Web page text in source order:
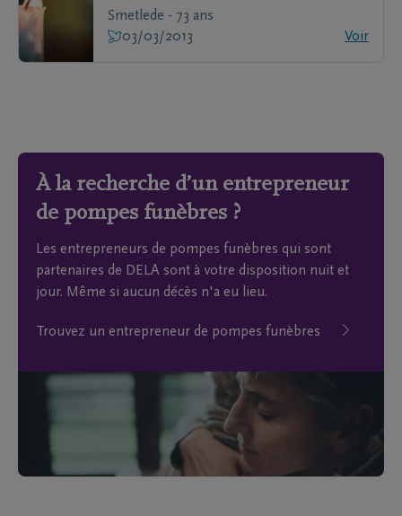
Smetlede - 73 ans
03/03/2013
Voir
À la recherche d’un entrepreneur
de pompes funèbres ?
Les entrepreneurs de pompes funèbres qui sont
partenaires de DELA sont à votre disposition nuit et
jour. Même si aucun décès n'a eu lieu.
Trouvez un entrepreneur de pompes funèbres